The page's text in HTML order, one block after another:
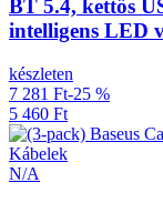
BT 5.4, kettős
intelligens LED
készleten
7 281 Ft-25 %
5 460 Ft
Kábelek
N/A